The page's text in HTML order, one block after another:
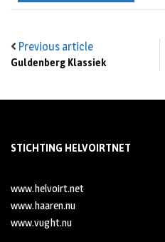
Previous article
Guldenberg Klassiek
STICHTING HELVOIRTNET
www.helvoirt.net
www.haaren.nu
www.vught.nu